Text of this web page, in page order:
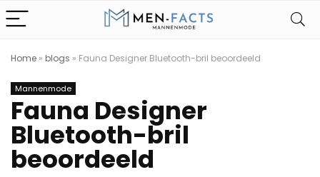
Home » blogs » Fauna Designer Bluetooth-bril beoordeeld
Mannenmode
Fauna Designer
Bluetooth-bril
beoordeeld